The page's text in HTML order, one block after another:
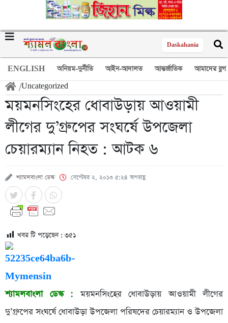
Daskahania
ENGLISH অনিয়ম-দুর্নীতি আইন-আদালত আন্তর্জাতিক আমাদের ব্লগ
/Uncategorized
ময়মনসিংহের ধোবাউড়ায় আওয়ামী
লীগের দু’গ্রুপের সংঘর্ষে উপজেলা
চেয়ারম্যান নিহত : আটক ৬
শ্যামলবাংলা ডেস্ক সেপ্টেম্বর ২, ২০১৩ ৫:২৪ অপরাহ্ণ
খবর টি পড়েছেন : ৩৫১
শ্যামলবাংলা ডেস্ক : ময়মনসিংহের ধোবাউড়ায় আওয়ামী লীগের
দু’গ্রুপের সংঘর্ষে ধোবাউড়া উপজেলা পরিষদের চেয়ারম্যান ও উপজেলা